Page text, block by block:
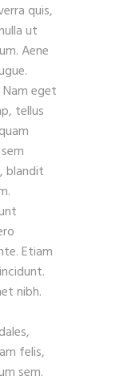
quis,
ut
Aene
eget
tellus
blandit
Etiam
nibh.
felis,
sem.